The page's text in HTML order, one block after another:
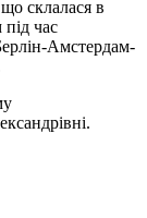
склалася в
час
Амстердам-